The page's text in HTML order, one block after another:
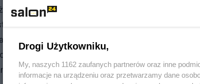
czym polegał przekręt. Grupa spółek, które
faktury bez pokrycia, a stałą metodą miały
słowno-muzyczne można ustalać dość
podbijał ich wartość, aż do momentu, gdy
sprzedaży biokomponentów.
Drogi Użytkowniku,
My, naszych 1162 zaufanych partnerów oraz inne
informacje na urządzeniu oraz przetwarzamy dane